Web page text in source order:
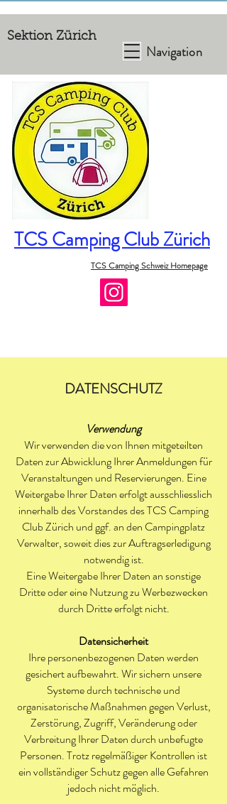
TCS Camping Schweiz Homepage
Sektion Zürich
Navigation
TCS Camping Club Zürich
DATENSCHUTZ
Verwendung
Wir verwenden die von Ihnen mitgeteilten
Daten zur Abwicklung Ihrer Anmeldungen für
Veranstaltungen und Reservierungen. Eine
Weitergabe Ihrer Daten erfolgt ausschliesslich
innerhalb des Vorstandes des TCS Camping
Club Zürich und ggf. an den Campingplatz
Verwalter, soweit dies zur Auftragserledigung
notwendig ist.
Eine Weitergabe Ihrer Daten an sonstige
Dritte oder eine Nutzung zu Werbezwecken
durch Dritte erfolgt nicht.
Datensicherheit
Ihre personenbezogenen Daten werden
gesichert aufbewahrt. Wir sichern unsere
Systeme durch technische und
organisatorische Maßnahmen gegen Verlust,
Zerstörung, Zugriff, Veränderung oder
Verbreitung Ihrer Daten durch unbefugte
Personen. Trotz regelmäßiger Kontrollen ist
ein vollständiger Schutz gegen alle Gefahren
jedoch nicht möglich.